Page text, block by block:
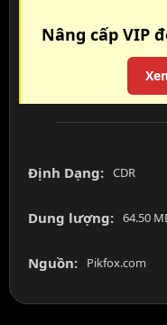
Nâng cấp VIP
Định Dạng: CDR
Dung lượng: 64.50
Nguồn: Pikfox.com